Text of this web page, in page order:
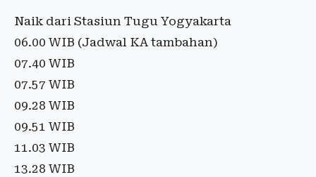
Naik dari Stasiun Tugu Yogyakarta
06.00 WIB (Jadwal KA tambahan)
07.40 WIB
07.57 WIB
09.28 WIB
09.51 WIB
11.03 WIB
13.28 WIB